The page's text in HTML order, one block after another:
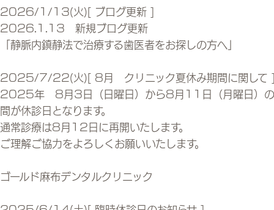
2026/1/13(火)[ ブログ更新 ]
2026.1.13 新規ブログ更新
「静脈内鎮静法で治療する歯医者をお探しの方へ」
2025/7/22(火)[ 8月 クリニック夏休み期間に関して
2025年 8月3日（日曜日）から8月11日（月曜日）
間が休診日となります。
通常診療は8月12日に再開いたします。
ご理解ご協力をよろしくお願いいたします。
ゴールド麻布デンタルクリニック